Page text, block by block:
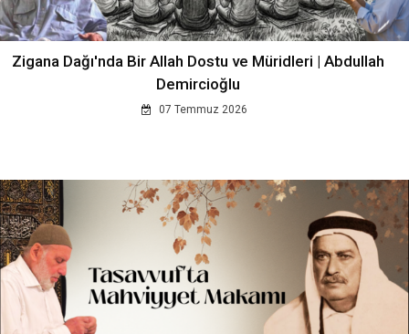
Zigana Dağı'nda Bir Allah Dostu ve Müridleri | Abdullah
Demircioğlu
07 Temmuz 2026